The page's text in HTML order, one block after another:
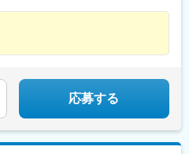
応募する